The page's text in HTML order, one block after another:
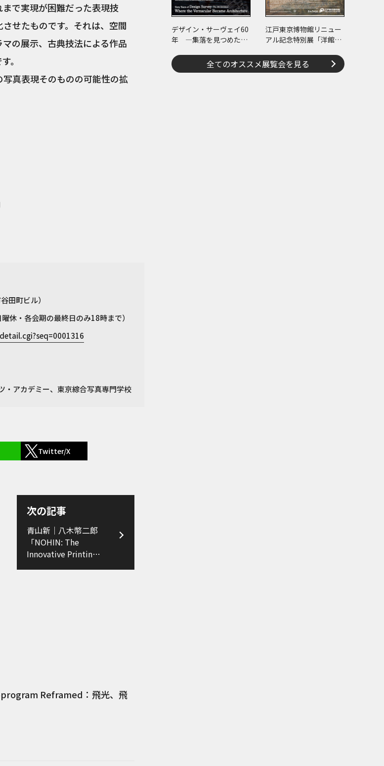
で実現が困難だった表現技
せたものです。それは、空間
の展示、古典技法による作品
。
真表現そのものの可能性の拡
田町ビル）
・各会期の最終日のみ18時まで）
・アカデミー、東京綜合写真専門学校
Twitter/X
次の記事
青山新｜八木幣二郎
「NOHIN: The
Innovative Printing
program Reframed：飛光、飛
デザイン・サーヴェイ60
年 ―集落を見つめた建
江戸東京博物館リニュー
アル記念特別展「洋館
全てのオススメ展覧会を見る